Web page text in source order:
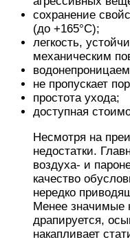
сохранение
(до +165°С);
легкость,
механическим
не пропускает
простота ухода;
доступная
Несмотря на
недостатки.
воздуха- и
качество
нередко
Менее значимые
драпируется,
накапливает